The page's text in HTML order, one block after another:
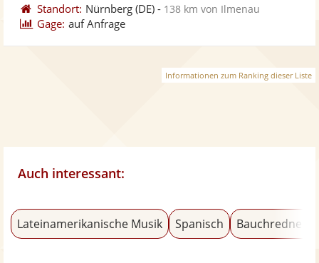
Standort: Nürnberg (DE) - 138 km von Ilmenau
Gage: auf Anfrage
Informationen zum Ranking dieser Liste
Auch interessant:
Lateinamerikanische Musik Spanisch Bauchredner